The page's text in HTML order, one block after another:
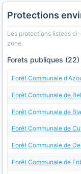
Protections
Les protections listees
zone.
Forets publiques (22)
Forêt Communale
Forêt Communale de
Forêt Communale de
Forêt Communale de
Forêt Communale de
Forêt Communale de